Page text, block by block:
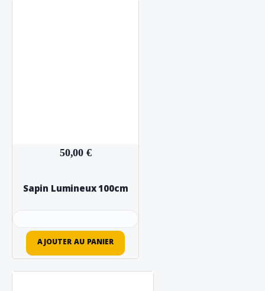
50,00 €
Sapin Lumineux 100cm
AJOUTER AU PANIER